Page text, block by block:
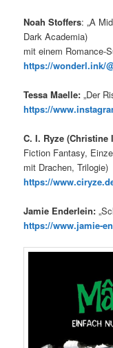
Noah Stoffers: „A
Dark Academia)
mit einem Romance-
https://wonderl.ink/
Tessa Maelle: „Der
https://
C. I. Ryze (Christine
Fiction Fantasy,
mit Drachen, Trilogie)
https://
Jamie Enderlein:
https://www.jamie-